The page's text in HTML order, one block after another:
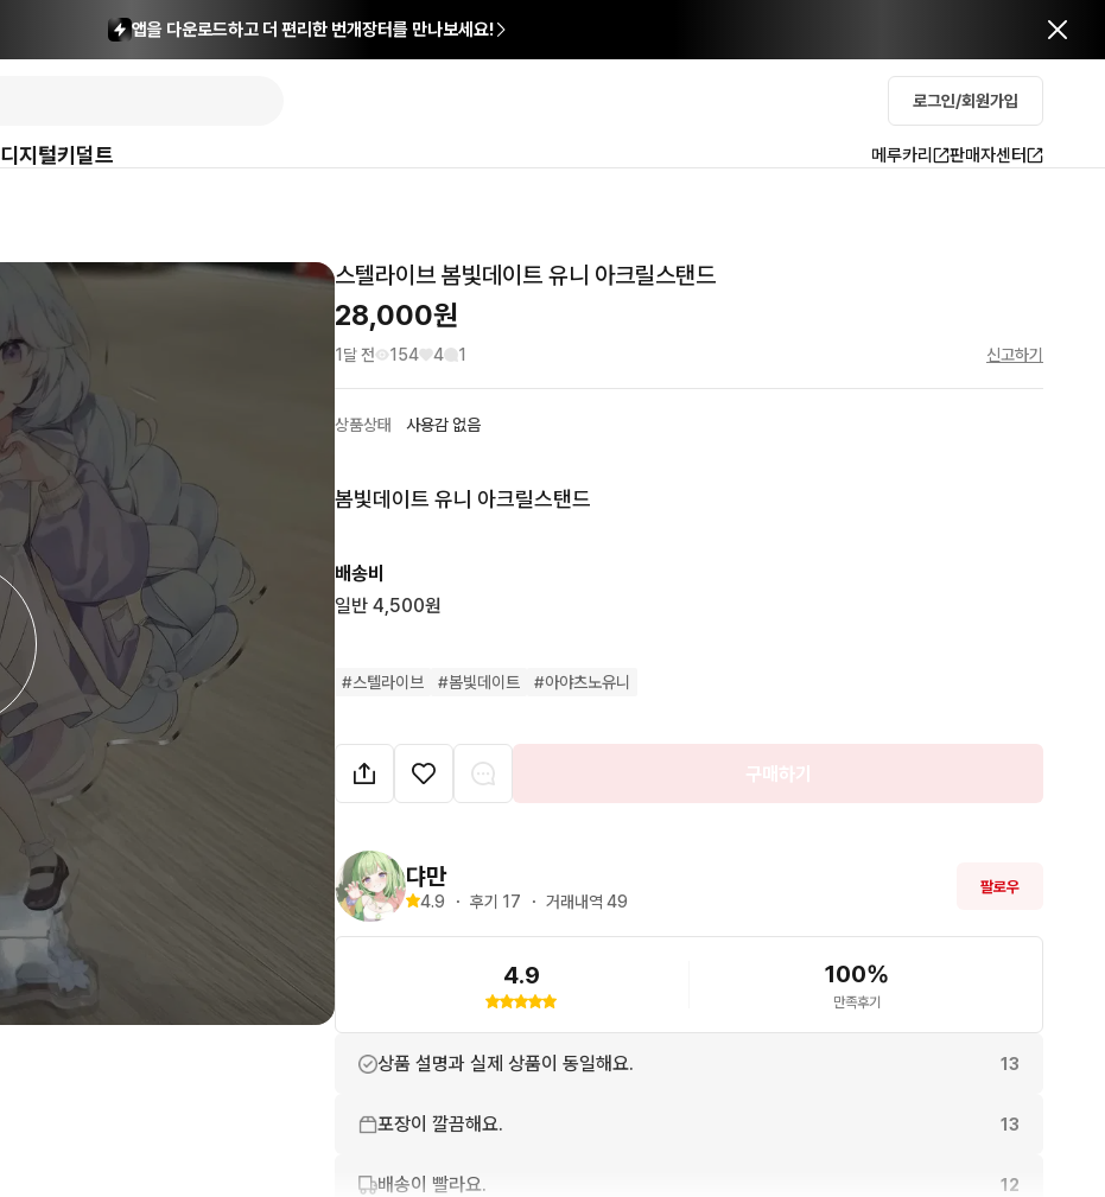
앱을 다운로드하고 더 편리한 번개장터를 만나보세요!
로그인/회원가입
디지털키덜트 메루카리 판매자센터
스텔라이브 봄빛데이트 유니 아크릴스탠드
28,000원
1달 전 154 4 1 신고하기
상품상태 사용감 없음
봄빛데이트 유니 아크릴스탠드
배송비
일반 4,500원
#스텔라이브 #봄빛데이트 #아야츠노유니
구매하기
댜만
4.9 ・ 후기 17 ・ 거래내역 49
팔로우
4.9 100%
만족후기
상품 설명과 실제 상품이 동일해요. 13
포장이 깔끔해요. 13
배송이 빨라요. 12